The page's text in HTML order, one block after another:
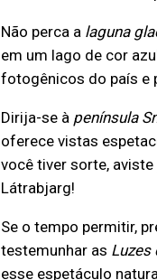
Não perca a laguna
em um lago de cor
fotogênicos do país e
Dirija-se à península
oferece vistas
você tiver sorte, aviste
Látrabjarg!
Se o tempo permitir,
testemunhar as Luzes
esse espetáculo